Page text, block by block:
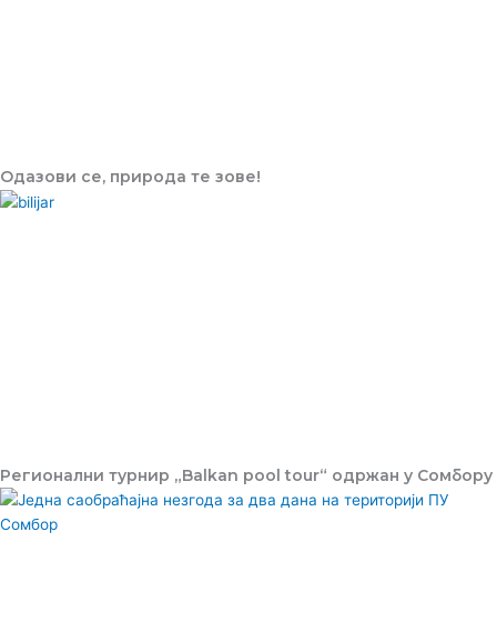
Одазови се, природа те зове!
Регионални турнир „Balkan pool tour“ одржан у Сомбору